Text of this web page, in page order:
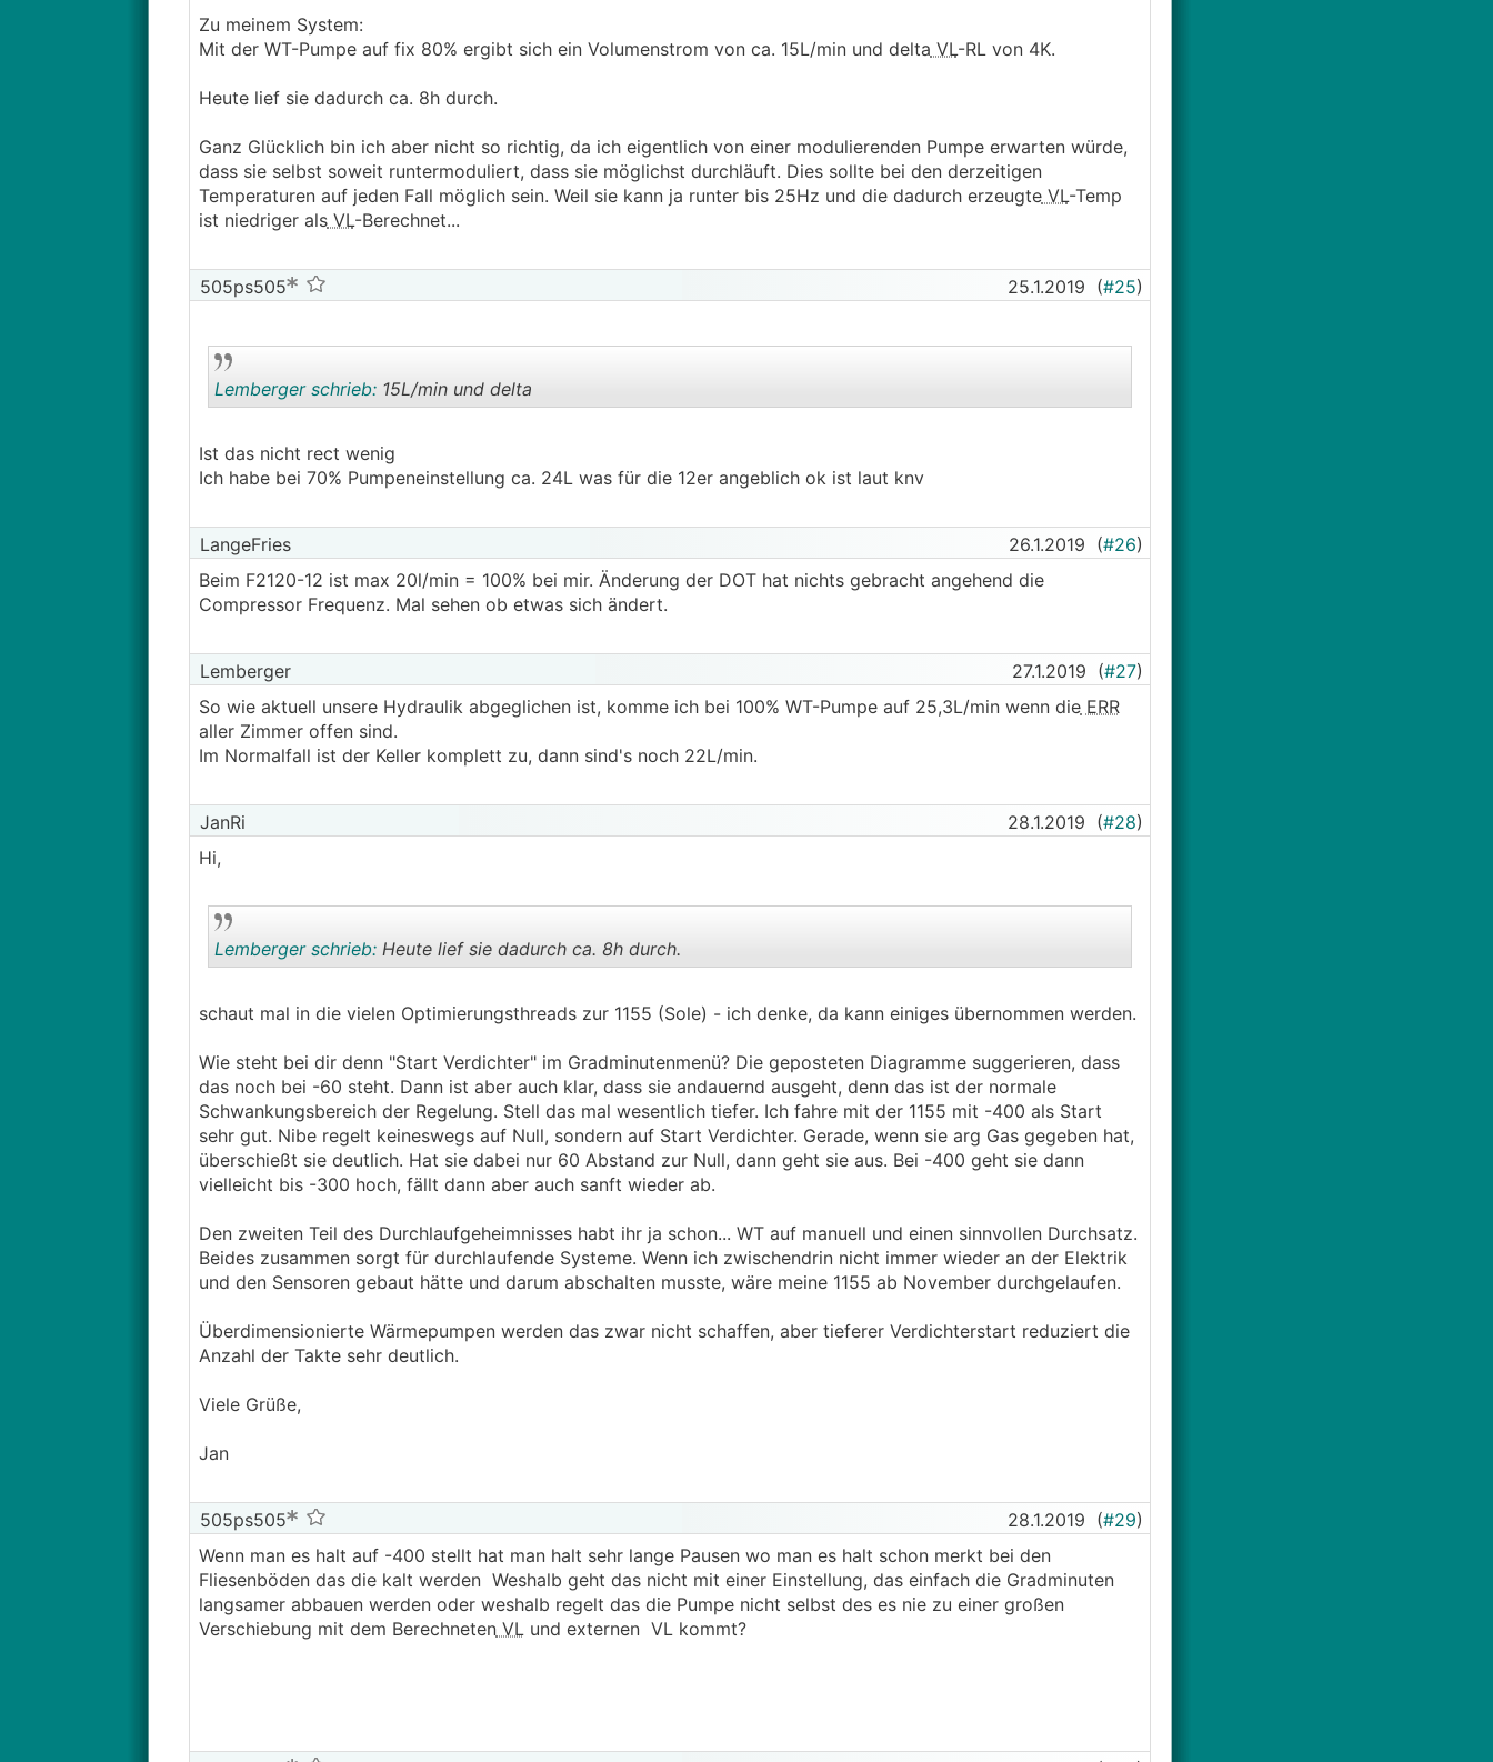
Starts müssten glaube ca. passen mit ca.2 je Tag nur was mich verwundert das die WP die letzten Tage fast
immer sofort nach demWWladen abgestellt hat
Zu meinem System:
Mit der WT-Pumpe auf fix 80% ergibt sich ein Volumenstrom von ca. 15L/min und delta VL-RL von 4K.
Heute lief sie dadurch ca. 8h durch.
Ganz Glücklich bin ich aber nicht so richtig, da ich eigentlich von einer modulierenden Pumpe erwarten würde,
dass sie selbst soweit runtermoduliert, dass sie möglichst durchläuft. Dies sollte bei den derzeitigen
Temperaturen auf jeden Fall möglich sein. Weil sie kann ja runter bis 25Hz und die dadurch erzeugteVL-Temp
ist niedriger alsVL-Berechnet...
505ps505 25.1.2019 (#25)
..
Lemberger schrieb:15L/min und delta
Ist das nicht rect wenig
Ich habe bei 70% Pumpeneinstellung ca. 24L was für die 12er angeblich ok ist laut knv
LangeFries 26.1.2019 (#26)
Beim F2120-12 ist max 20l/min = 100% bei mir. Änderung der DOT hat nichts gebracht angehend die
Compressor Frequenz. Mal sehen ob etwas sich ändert.
Lemberger 27.1.2019 (#27)
So wie aktuell unsere Hydraulik abgeglichen ist, komme ich bei 100% WT-Pumpe auf 25,3L/min wenn dieERR
aller Zimmer offen sind.
Im Normalfall ist der Keller komplett zu, dann sind's noch 22L/min.
JanRi 28.1.2019 (#28)
Hi,
Lemberger schrieb:Heute lief sie dadurch ca. 8h durch.
schaut mal in die vielen Optimierungsthreads zur 1155 (Sole) - ich denke, da kann einiges übernommen werden.
Wie steht bei dir denn "Start Verdichter" im Gradminutenmenü? Die geposteten Diagramme suggerieren, dass
das noch bei -60 steht. Dann ist aber auch klar, dass sie andauernd ausgeht, denn das ist der normale
Schwankungsbereich der Regelung. Stell das mal wesentlich tiefer. Ich fahre mit der 1155 mit -400 als Start
sehr gut. Nibe regelt keineswegs auf Null, sondern auf Start Verdichter. Gerade, wenn sie arg Gas gegeben hat,
überschießt sie deutlich. Hat sie dabei nur 60 Abstand zur Null, dann geht sie aus. Bei -400 geht sie dann
vielleicht bis -300 hoch, fällt dann aber auch sanft wieder ab.
Den zweiten Teil des Durchlaufgeheimnisses habt ihr ja schon... WT auf manuell und einen sinnvollen Durchsatz.
Beides zusammen sorgt für durchlaufende Systeme. Wenn ich zwischendrin nicht immer wieder an der Elektrik
und den Sensoren gebaut hätte und darum abschalten musste, wäre meine 1155 ab November durchgelaufen.
Überdimensionierte Wärmepumpen werden das zwar nicht schaffen, aber tieferer Verdichterstart reduziert die
Anzahl der Takte sehr deutlich.
Viele Grüße,
Jan
505ps505 28.1.2019 (#29)
Wenn man es halt auf -400 stellt hat man halt sehr lange Pausen wo man es halt schon merkt bei den
Fliesenböden das die kalt werden Weshalb geht das nicht mit einer Einstellung, das einfach die Gradminuten
langsamer abbauen werden oder weshalb regelt das die Pumpe nicht selbst des es nie zu einer großen
Verschiebung mit dem BerechnetenVLund externen VL kommt?